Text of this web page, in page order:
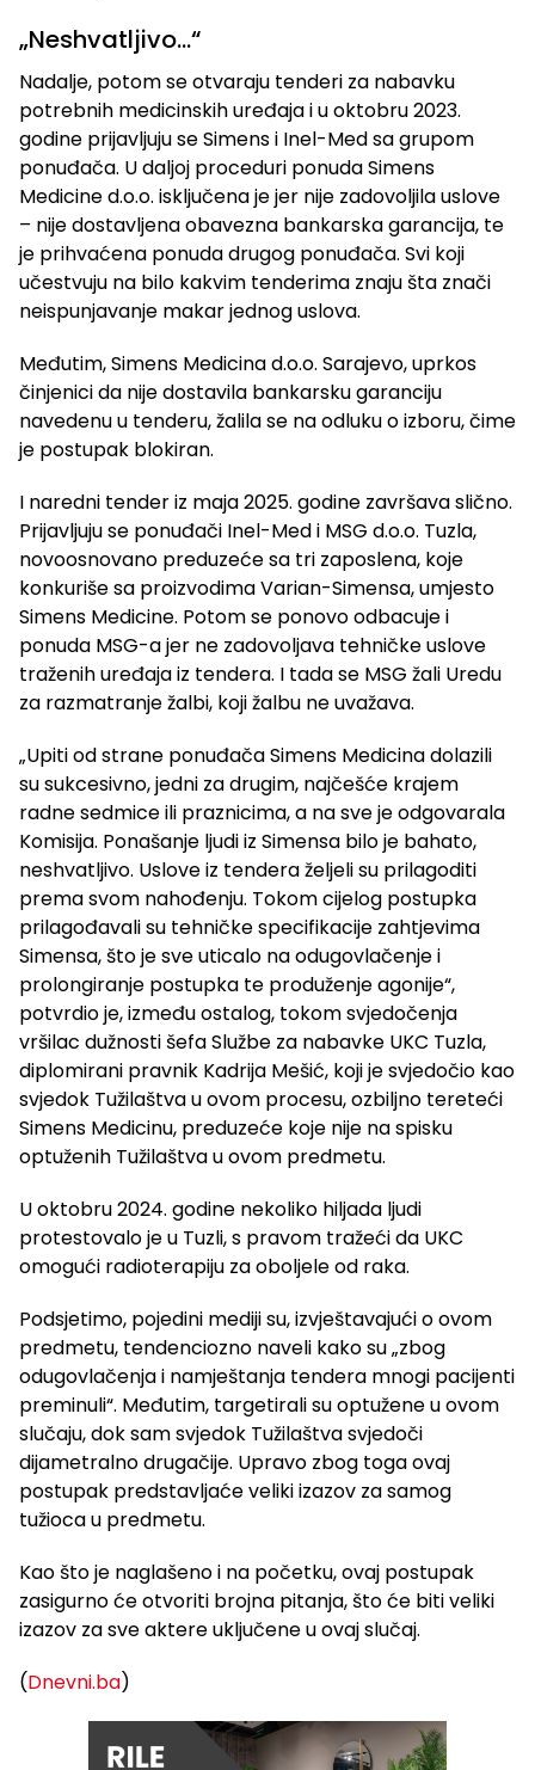
„Neshvatljivo…“
Nadalje, potom se otvaraju tenderi za nabavku
potrebnih medicinskih uređaja i u oktobru 2023.
godine prijavljuju se Simens i Inel-Med sa grupom
ponuđača. U daljoj proceduri ponuda Simens
Medicine d.o.o. isključena je jer nije zadovoljila uslove
– nije dostavljena obavezna bankarska garancija, te
je prihvaćena ponuda drugog ponuđača. Svi koji
učestvuju na bilo kakvim tenderima znaju šta znači
neispunjavanje makar jednog uslova.
Međutim, Simens Medicina d.o.o. Sarajevo, uprkos
činjenici da nije dostavila bankarsku garanciju
navedenu u tenderu, žalila se na odluku o izboru, čime
je postupak blokiran.
I naredni tender iz maja 2025. godine završava slično.
Prijavljuju se ponuđači Inel-Med i MSG d.o.o. Tuzla,
novoosnovano preduzeće sa tri zaposlena, koje
konkuriše sa proizvodima Varian-Simensa, umjesto
Simens Medicine. Potom se ponovo odbacuje i
ponuda MSG-a jer ne zadovoljava tehničke uslove
traženih uređaja iz tendera. I tada se MSG žali Uredu
za razmatranje žalbi, koji žalbu ne uvažava.
„Upiti od strane ponuđača Simens Medicina dolazili
su sukcesivno, jedni za drugim, najčešće krajem
radne sedmice ili praznicima, a na sve je odgovarala
Komisija. Ponašanje ljudi iz Simensa bilo je bahato,
neshvatljivo. Uslove iz tendera željeli su prilagoditi
prema svom nahođenju. Tokom cijelog postupka
prilagođavali su tehničke specifikacije zahtjevima
Simensa, što je sve uticalo na odugovlačenje i
prolongiranje postupka te produženje agonije“,
potvrdio je, između ostalog, tokom svjedočenja
vršilac dužnosti šefa Službe za nabavke UKC Tuzla,
diplomirani pravnik Kadrija Mešić, koji je svjedočio kao
svjedok Tužilaštva u ovom procesu, ozbiljno tereteći
Simens Medicinu, preduzeće koje nije na spisku
optuženih Tužilaštva u ovom predmetu.
U oktobru 2024. godine nekoliko hiljada ljudi
protestovalo je u Tuzli, s pravom tražeći da UKC
omogući radioterapiju za oboljele od raka.
Podsjetimo, pojedini mediji su, izvještavajući o ovom
predmetu, tendenciozno naveli kako su „zbog
odugovlačenja i namještanja tendera mnogi pacijenti
preminuli“. Međutim, targetirali su optužene u ovom
slučaju, dok sam svjedok Tužilaštva svjedoči
dijametralno drugačije. Upravo zbog toga ovaj
postupak predstavljaće veliki izazov za samog
tužioca u predmetu.
Kao što je naglašeno i na početku, ovaj postupak
zasigurno će otvoriti brojna pitanja, što će biti veliki
izazov za sve aktere uključene u ovaj slučaj.
(Dnevni.ba)